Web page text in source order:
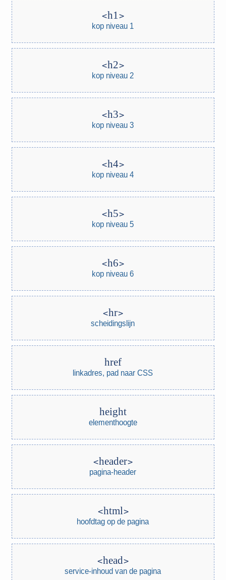
h1
kop niveau 1
h2
kop niveau 2
h3
kop niveau 3
h4
kop niveau 4
h5
kop niveau 5
h6
kop niveau 6
hr
scheidingslijn
href
linkadres, pad naar CSS
height
elementhoogte
header
pagina-header
html
hoofdtag op de pagina
head
service-inhoud van de pagina